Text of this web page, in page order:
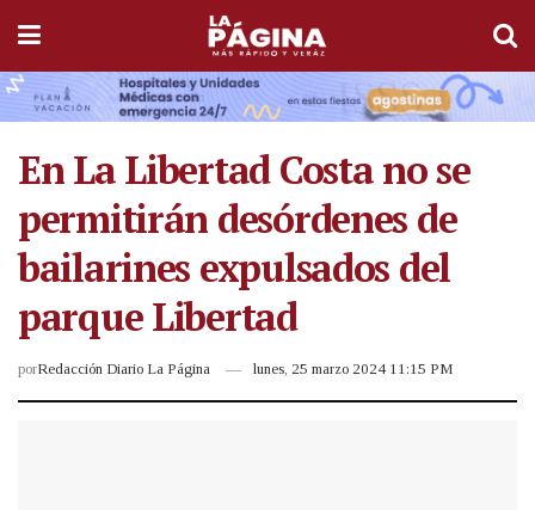
En La Libertad Costa no se
permitirán desórdenes de
bailarines expulsados del
parque Libertad
porRedacción Diario La Página lunes, 25 marzo 2024 11:15 PM